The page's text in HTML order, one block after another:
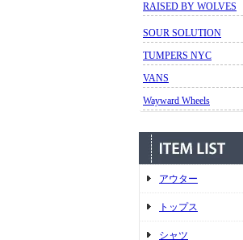
RAISED BY WOLVES
SOUR SOLUTION
TUMPERS NYC
VANS
Wayward Wheels
アウター
トップス
シャツ